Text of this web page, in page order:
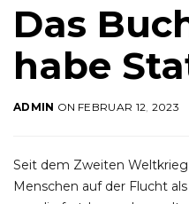
Das
habe
ADMIN ON FEBRUAR 12, 2023
Seit dem Zweiten
Menschen auf der Flucht